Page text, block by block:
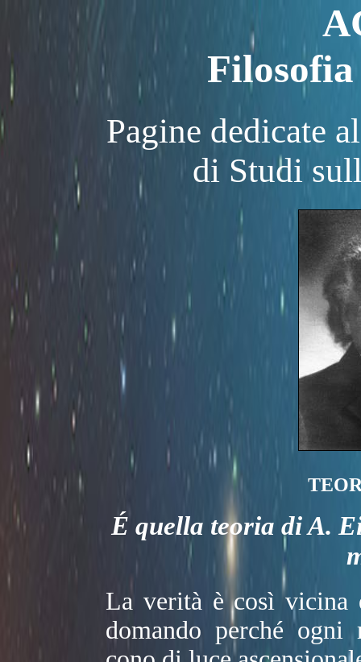
Filosofia
Pagine dedicate
di Studi
É quella teoria di A.
La verità è così vicina
domando perché